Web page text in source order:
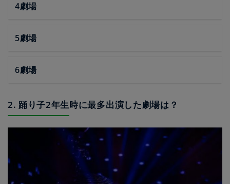
4劇場
5劇場
6劇場
2. 踊り子2年生時に最多出演した劇場は？